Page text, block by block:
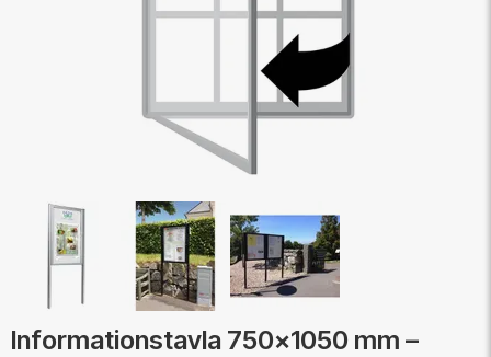
Informationstavla 750x1050 mm –